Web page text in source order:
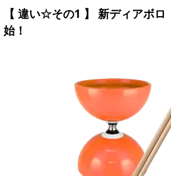
【 違い☆その1 】 新ディアボ
始！